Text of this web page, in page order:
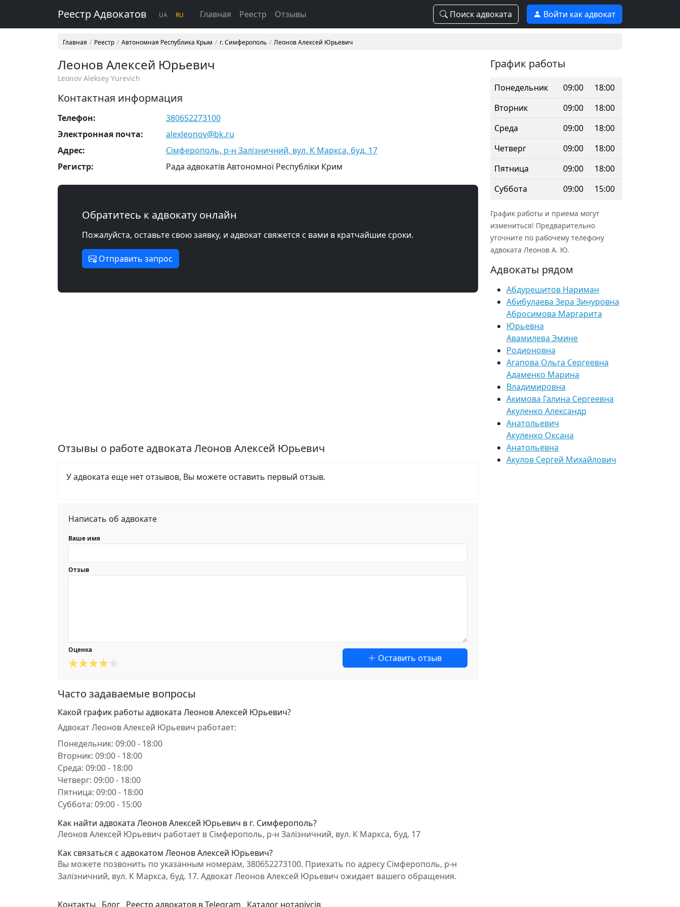
Реестр Адвокатов UA RU Главная Реестр Отзывы Поиск адвоката Войти как адвокат
Главная Реестр Автономная Республика Крым г. Симферополь Леонов Алексей Юрьевич
Леонов Алексей Юрьевич
Leonov Aleksey Yurevich
Контактная информация
Телефон:
380652273100
Электронная почта:
alexleonov@bk.ru
Адрес:
Сімферополь, р-н Залізничний, вул. К Маркса, буд. 17
Регистр:
Рада адвокатів Автономної Республіки Крим
Обратитесь к адвокату онлайн
Пожалуйста, оставьте свою заявку, и адвокат свяжется с вами в кратчайшие сроки.
Отправить запрос
Отзывы о работе адвоката Леонов Алексей Юрьевич
У адвоката еще нет отзывов, Вы можете оставить первый отзыв.
Написать об адвокате
Ваше имя
Отзыв
Оценка
Оставить отзыв
Часто задаваемые вопросы
Какой график работы адвоката Леонов Алексей Юрьевич?
Адвокат Леонов Алексей Юрьевич работает:
Понедельник: 09:00 - 18:00
Вторник: 09:00 - 18:00
Среда: 09:00 - 18:00
Четверг: 09:00 - 18:00
Пятница: 09:00 - 18:00
Суббота: 09:00 - 15:00
Как найти адвоката Леонов Алексей Юрьевич в г. Симферополь?
Леонов Алексей Юрьевич работает в Сімферополь, р-н Залізничний, вул. К Маркса, буд. 17
Как связаться с адвокатом Леонов Алексей Юрьевич?
Вы можете позвонить по указанным номерам, 380652273100. Приехать по адресу Сімферополь, р-н
Залізничний, вул. К Маркса, буд. 17. Адвокат Леонов Алексей Юрьевич ожидает вашего обращения.
График работы
Понедельник 09:00
18:00
Вторник
09:00
18:00
Среда
09:00
18:00
Четверг
09:00
18:00
Пятница
09:00
18:00
Суббота
09:00 15:00
График работы и приема могут
измениться! Предварительно
уточните по рабочему телефону
адвоката Леонов А. Ю.
Адвокаты рядом
Абдурешитов Нариман
Абибулаева Зера Зинуровна
Абросимова Маргарита
Юрьевна
Авамилева Эмине
Родионовна
Агапова Ольга Сергеевна
Адаменко Марина
Владимировна
Акимова Галина Сергеевна
Акуленко Александр
Анатольевич
Акуленко Оксана
Анатольевна
Акулов Сергей Михайлович
Контакты Блог Реестр адвокатов в Telegram Каталог нотаріусів